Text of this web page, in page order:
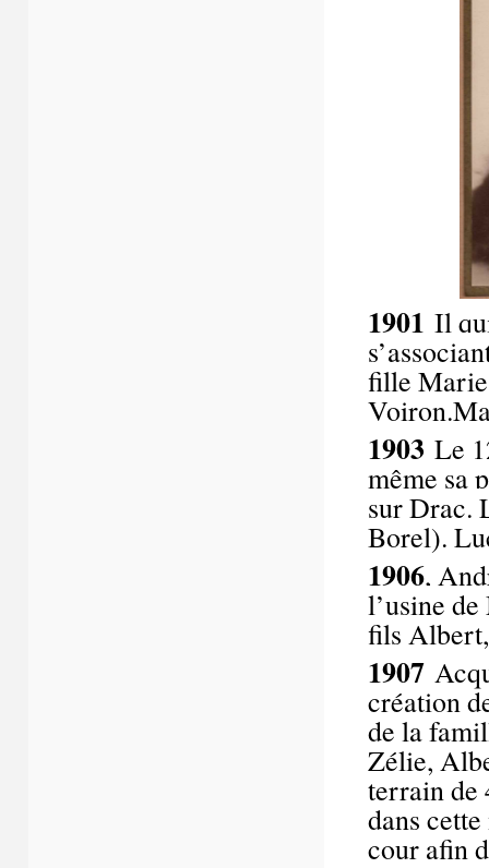
1901 Il
fille
1903 Le
même sa
sur Drac.
Borel).
1906,
l’usine
fils
1907
création
de la
Zélie,
terrain de
dans
cour afin